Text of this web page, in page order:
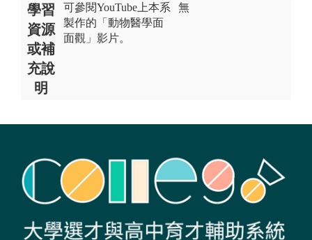
學習
資源
或補
充說
明
可參閱YouTube上本系
製作的「動物醫學面
面觀」影片。
無